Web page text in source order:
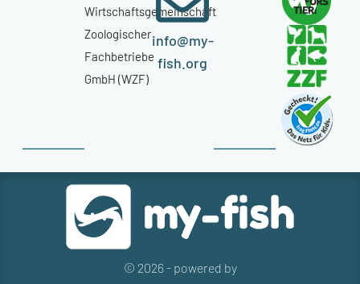
Wirtschaftsgemeinschaft
Zoologischer
Fachbetriebe
GmbH (WZF)
info@my-
fish.org
© 2026 - powered by